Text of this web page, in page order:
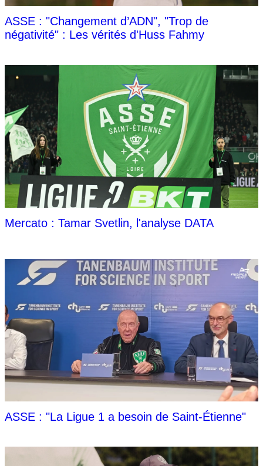
ASSE : "Changement d’ADN", "Trop de
négativité" : Les vérités d'Huss Fahmy
Mercato : Tamar Svetlin, l'analyse DATA
ASSE : "La Ligue 1 a besoin de Saint-Étienne"